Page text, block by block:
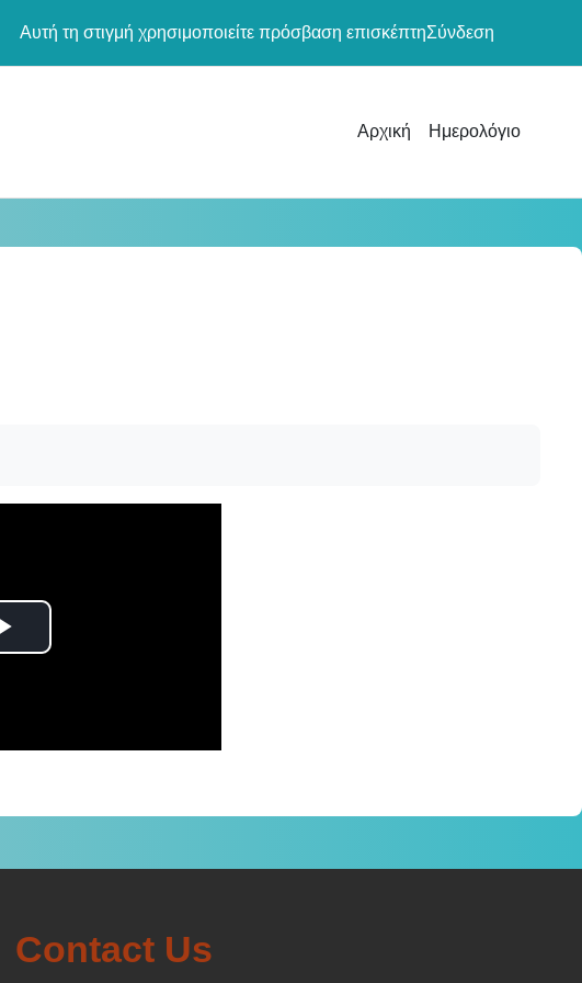
Αυτή τη στιγμή χρησιμοποιείτε πρόσβαση επισκέπτηΣύνδεση
Αρχική Ημερολόγιο
Αναπαραγωγή
Contact Us